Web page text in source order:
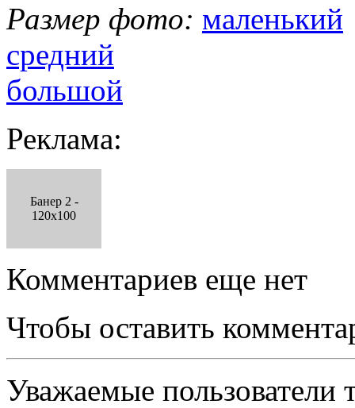
Размер фото: маленький
средний
большой
Реклама:
Банер 2 -
120x100
Комментариев еще нет
Чтобы оставить
Уважаемые пользователи